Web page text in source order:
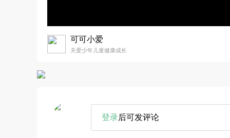
可可小爱
关爱少年儿童健康成长
登录后可发评论